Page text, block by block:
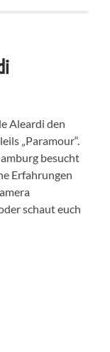
Aleardi den
„Paramour“.
besucht
Erfahrungen
schaut euch